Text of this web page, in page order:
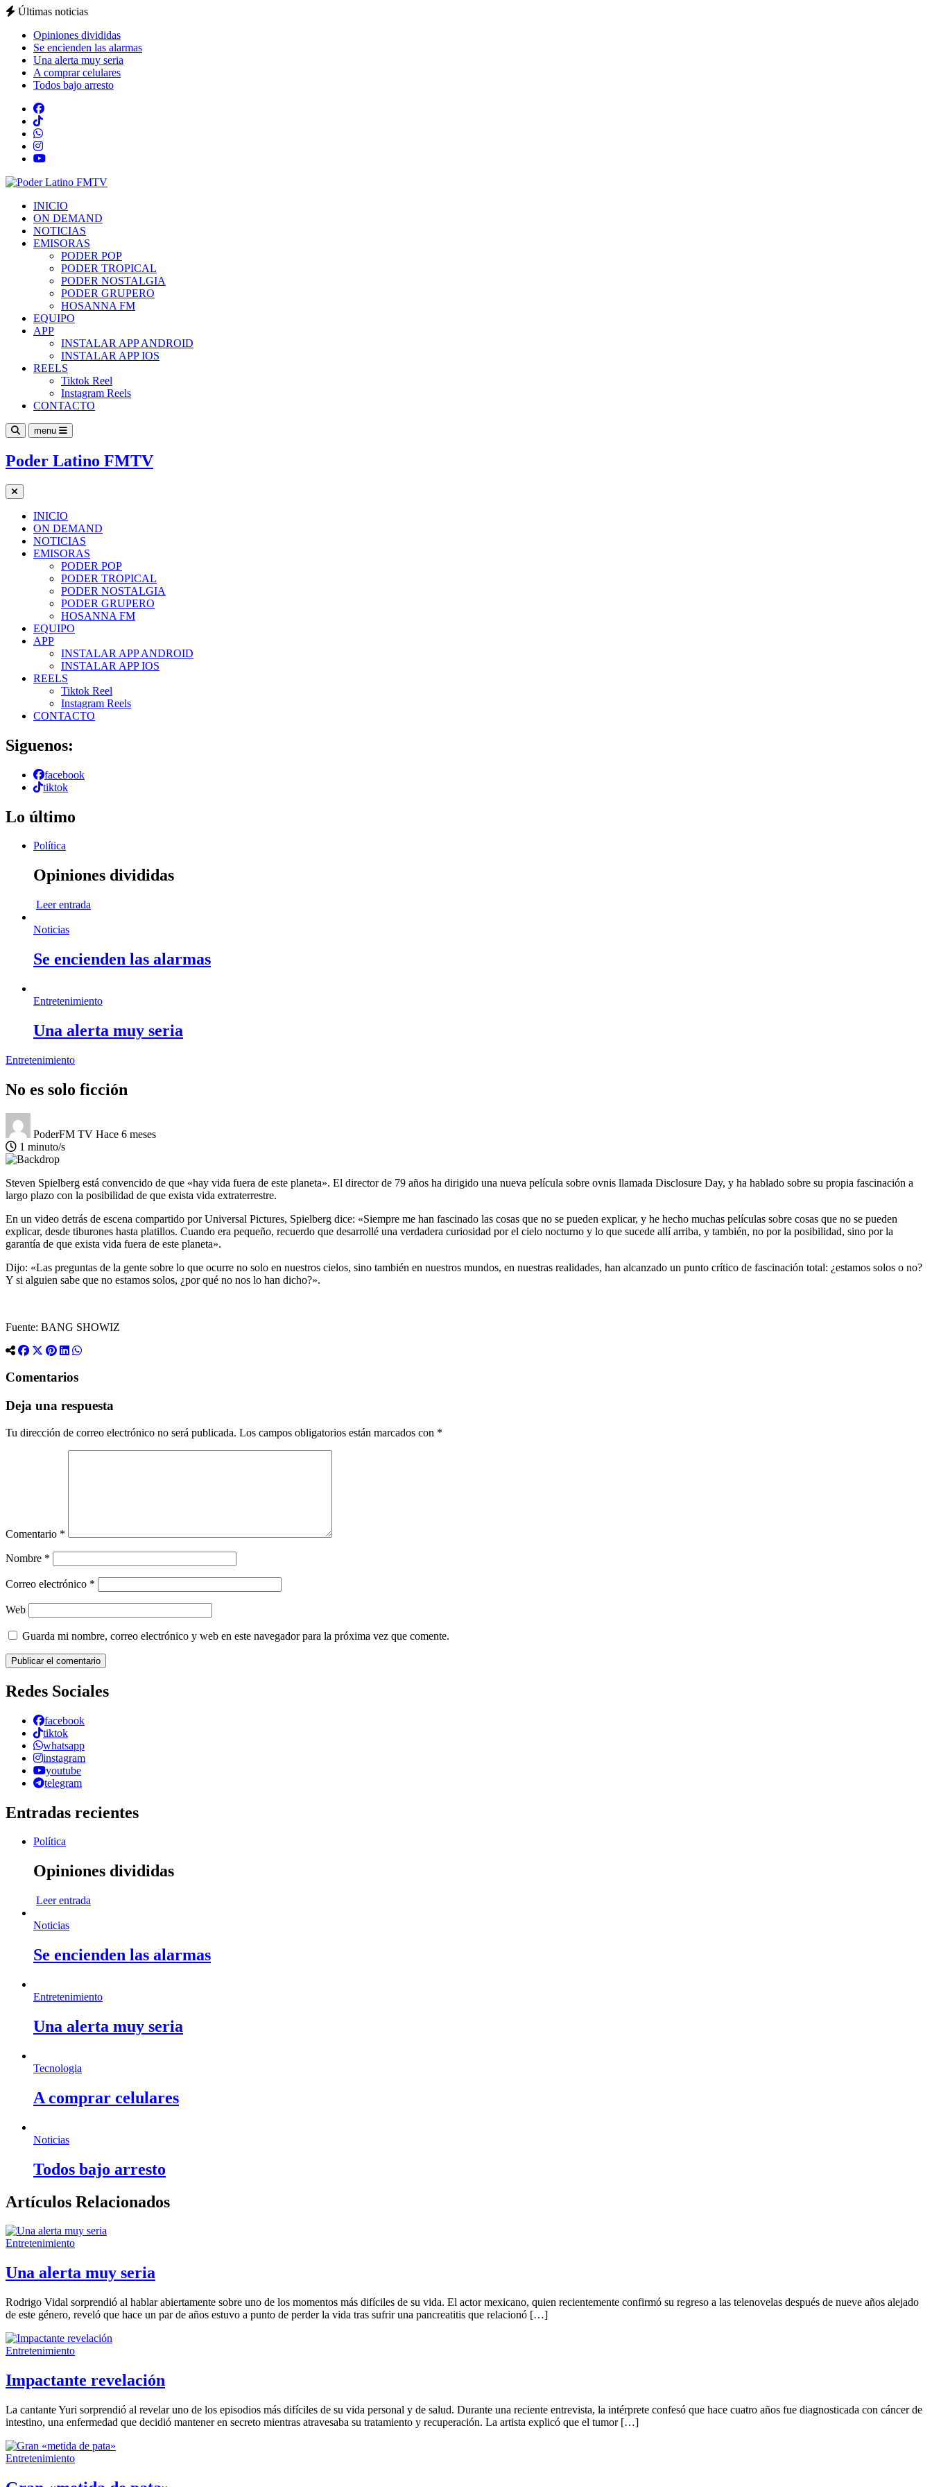
Últimas noticias
Opiniones divididas
Se encienden las alarmas
Una alerta muy seria
A comprar celulares
Todos bajo arresto
INICIO
ON DEMAND
NOTICIAS
EMISORAS
PODER POP
PODER TROPICAL
PODER NOSTALGIA
PODER GRUPERO
HOSANNA FM
EQUIPO
APP
INSTALAR APP ANDROID
INSTALAR APP IOS
REELS
Tiktok Reel
Instagram Reels
CONTACTO
menu
Poder Latino FMTV
INICIO
ON DEMAND
NOTICIAS
EMISORAS
PODER POP
PODER TROPICAL
PODER NOSTALGIA
PODER GRUPERO
HOSANNA FM
EQUIPO
APP
INSTALAR APP ANDROID
INSTALAR APP IOS
REELS
Tiktok Reel
Instagram Reels
CONTACTO
Siguenos:
facebook
tiktok
Lo último
Política
Opiniones divididas
Leer entrada
Noticias
Se encienden las alarmas
Entretenimiento
Una alerta muy seria
Entretenimiento
No es solo ficción
PoderFM TV Hace 6 meses
1 minuto/s
Steven Spielberg está convencido de que «hay vida fuera de este planeta». El director de 79 años ha dirigido una nueva película sobre ovnis llamada Disclosure Day, y ha hablado sobre su propia fascinación a
largo plazo con la posibilidad de que exista vida extraterrestre.
En un video detrás de escena compartido por Universal Pictures, Spielberg dice: «Siempre me han fascinado las cosas que no se pueden explicar, y he hecho muchas películas sobre cosas que no se pueden
explicar, desde tiburones hasta platillos. Cuando era pequeño, recuerdo que desarrollé una verdadera curiosidad por el cielo nocturno y lo que sucede allí arriba, y también, no por la posibilidad, sino por la
garantía de que exista vida fuera de este planeta».
Dijo: «Las preguntas de la gente sobre lo que ocurre no solo en nuestros cielos, sino también en nuestros mundos, en nuestras realidades, han alcanzado un punto crítico de fascinación total: ¿estamos solos o no?
Y si alguien sabe que no estamos solos, ¿por qué no nos lo han dicho?».
Fuente: BANG SHOWIZ
Comentarios
Deja una respuesta
Tu dirección de correo electrónico no será publicada. Los campos obligatorios están marcados con *
Comentario *
Nombre *
Correo electrónico *
Web
Guarda mi nombre, correo electrónico y web en este navegador para la próxima vez que comente.
Redes Sociales
facebook
tiktok
whatsapp
instagram
youtube
telegram
Entradas recientes
Política
Opiniones divididas
Leer entrada
Noticias
Se encienden las alarmas
Entretenimiento
Una alerta muy seria
Tecnologia
A comprar celulares
Noticias
Todos bajo arresto
Artículos Relacionados
Entretenimiento
Una alerta muy seria
Rodrigo Vidal sorprendió al hablar abiertamente sobre uno de los momentos más difíciles de su vida. El actor mexicano, quien recientemente confirmó su regreso a las telenovelas después de nueve años alejado
de este género, reveló que hace un par de años estuvo a punto de perder la vida tras sufrir una pancreatitis que relacionó […]
Entretenimiento
Impactante revelación
La cantante Yuri sorprendió al revelar uno de los episodios más difíciles de su vida personal y de salud. Durante una reciente entrevista, la intérprete confesó que hace cuatro años fue diagnosticada con cáncer de
intestino, una enfermedad que decidió mantener en secreto mientras atravesaba su tratamiento y recuperación. La artista explicó que el tumor […]
Entretenimiento